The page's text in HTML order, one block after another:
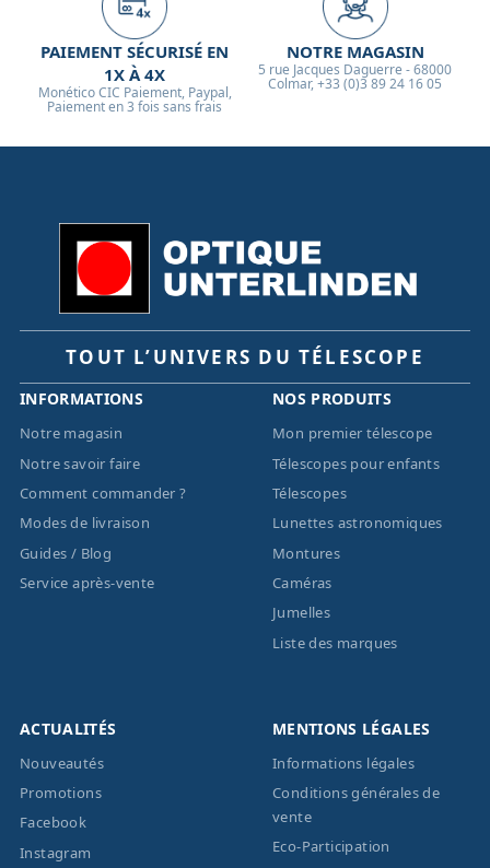
PAIEMENT SÉCURISÉ EN
1X À 4X
Monético CIC Paiement, Paypal,
Paiement en 3 fois sans frais
NOTRE MAGASIN
5 rue Jacques Daguerre - 68000
Colmar, +33 (0)3 89 24 16 05
TOUT L’UNIVERS DU TÉLESCOPE
INFORMATIONS
Notre magasin
Notre savoir faire
Comment commander ?
Modes de livraison
Guides / Blog
Service après-vente
NOS PRODUITS
Mon premier télescope
Télescopes pour enfants
Télescopes
Lunettes astronomiques
Montures
Caméras
Jumelles
Liste des marques
ACTUALITÉS
Nouveautés
Promotions
Facebook
Instagram
MENTIONS LÉGALES
Informations légales
Conditions générales de
vente
Eco-Participation